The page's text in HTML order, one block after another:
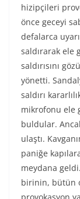
hizipçileri
önce geceyi
defalarca
saldırarak ele
saldırısını
yönetti.
saldırı
mikrofonu ele
buldular.
ulaştı.
paniğe
meydana
birinin, bütün